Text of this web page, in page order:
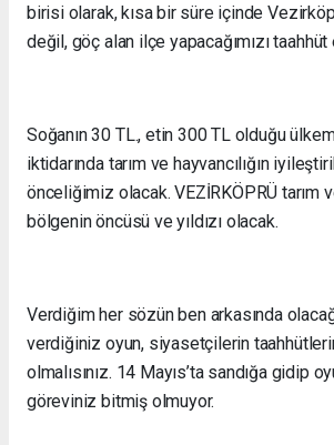
birisi olarak, kısa bir süre içinde
değil, göç alan ilçe yapacağımızı
Soğanın 30 TL., etin 300 TL olduğu
iktidarında tarım ve hayvancılığın
önceliğimiz olacak. VEZİRKÖPRÜ tarım
bölgenin öncüsü ve yıldızı olacak.
Verdiğim her sözün ben arkasında
verdiğiniz oyun, siyasetçilerin
olmalısınız. 14 Mayıs’ta sandığa gidip
göreviniz bitmiş olmuyor.